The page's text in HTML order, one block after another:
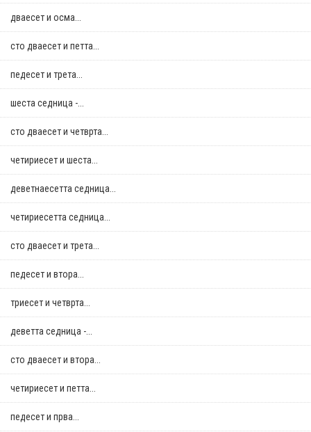
дваесет и осма...
сто дваесет и петта...
педесет и трета...
шеста седница -...
сто дваесет и четврта...
четириесет и шеста...
деветнаесетта седница...
четириесетта седница...
сто дваесет и трета...
педесет и втора...
триесет и четврта...
деветта седница -...
сто дваесет и втора...
четириесет и петта...
педесет и прва...